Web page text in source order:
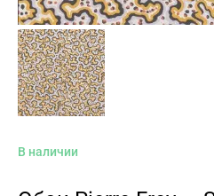
В наличии